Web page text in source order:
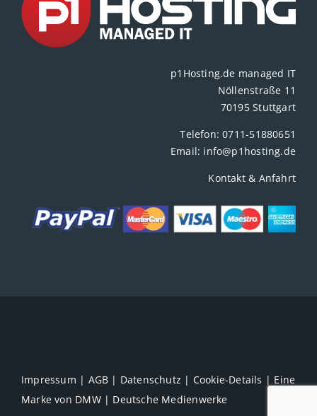
p1Hosting.de managed IT
Nöllenstraße 11
70195 Stuttgart
Telefon:0711-51880651
Email: info@p1hosting.de
Kontakt & Anfahrt
Impressum | AGB | Datenschutz | Cookie-Details | Eine
Marke von DMW | Deutsche Medienwerke